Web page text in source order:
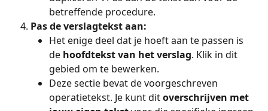
betreffende procedure.
Pas de verslagtekst aan:
Het enige deel dat je hoeft aan te passen is
de hoofdtekst van het verslag. Klik in dit
gebied om te bewerken.
Deze sectie bevat de voorgeschreven
operatietekst. Je kunt dit overschrijven met